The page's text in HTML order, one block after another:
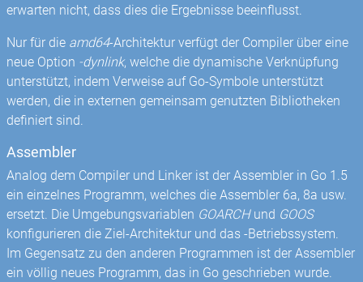
erwarten nicht, dass dies die Ergebnisse beeinflusst.
Nur für die amd64-Architektur verfügt der Compiler über eine
neue Option -dynlink, welche die dynamische Verknüpfung
unterstützt, indem Verweise auf Go-Symbole unterstützt
werden, die in externen gemeinsam genutzten Bibliotheken
definiert sind.
Assembler
Analog dem Compiler und Linker ist der Assembler in Go 1.5
ein einzelnes Programm, welches die Assembler 6a, 8a usw.
ersetzt. Die Umgebungsvariablen GOARCHund GOOS
konfigurieren die Ziel-Architektur und das -Betriebssystem.
Im Gegensatz zu den anderen Programmen ist der Assembler
ein völlig neues Programm, das in Go geschrieben wurde.